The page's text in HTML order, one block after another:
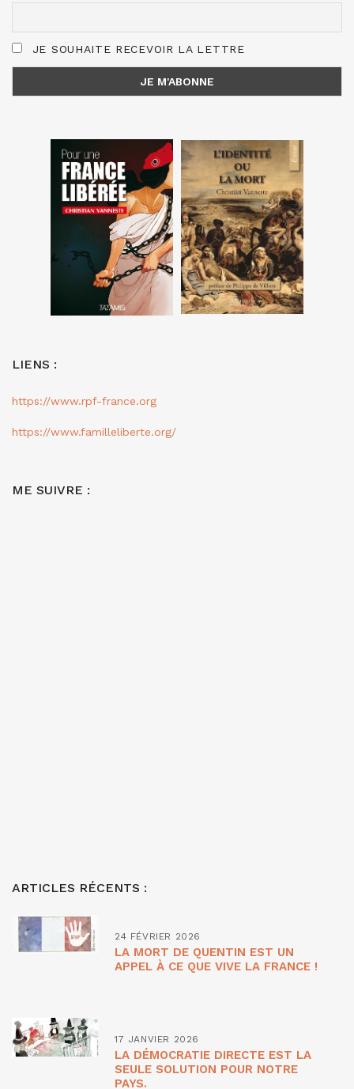
JE SOUHAITE RECEVOIR LA LETTRE
LIENS :
https://www.rpf-france.org
https://www.familleliberte.org/
ME SUIVRE :
ARTICLES RÉCENTS :
24 FÉVRIER 2026
LA MORT DE QUENTIN EST UN
APPEL À CE QUE VIVE LA FRANCE !
17 JANVIER 2026
LA DÉMOCRATIE DIRECTE EST LA
SEULE SOLUTION POUR NOTRE
PAYS.